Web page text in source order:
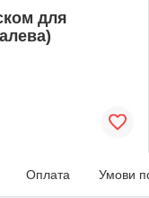
для
Оплата Умови